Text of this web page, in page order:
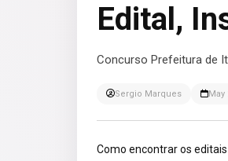
Edital,
Concurso Prefeitura de
Sergio Marques May
Como encontrar os